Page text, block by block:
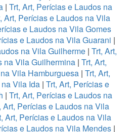
| Trt, Art, Perícias e Laudos na
Art, Perícias e Laudos na Vila
e Laudos na Vila Gomes
e Laudos na Vila Guarani |
na Vila Guilherme | Trt, Art,
na Vila Guilhermina| Trt, Art,
Vila Hamburguesa| Trt, Art,
Vila Ida| Trt, Art, Perícias e
| Trt, Art, Perícias e Laudos na
Art, Perícias e Laudos na Vila
Art, Perícias e Laudos na Vila
e Laudos na Vila Mendes |